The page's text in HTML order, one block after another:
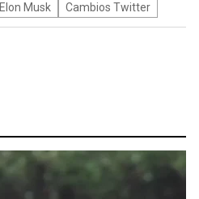
Elon Musk Cambios Twitter